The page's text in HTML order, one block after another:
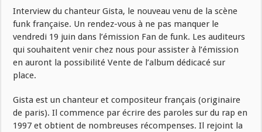
Interview du chanteur Gista, le nouveau venu de la scène
funk française. Un rendez-vous à ne pas manquer le
vendredi 19 juin dans l’émission Fan de funk. Les auditeurs
qui souhaitent venir chez nous pour assister à l’émission
en auront la possibilité Vente de l’album dédicacé sur
place.
Gista est un chanteur et compositeur français (originaire
de paris). Il commence par écrire des paroles sur du rap en
1997 et obtient de nombreuses récompenses. Il rejoint la